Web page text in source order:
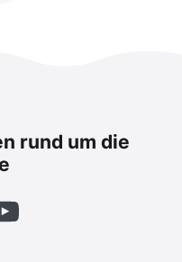
rund um die
YouTube